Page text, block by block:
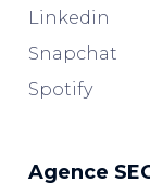
Linkedin
Snapchat
Spotify
Agence